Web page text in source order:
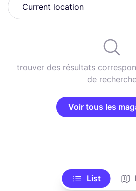
trouver des résultats
de recherche
Voir tous les
List